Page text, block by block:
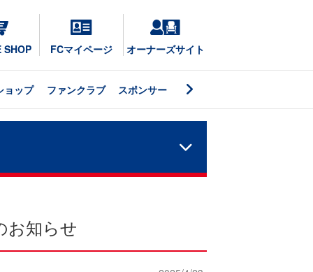
SHOP FCマイページ オーナーズサイト
ョップ ファンクラブ スポンサー
お知らせ